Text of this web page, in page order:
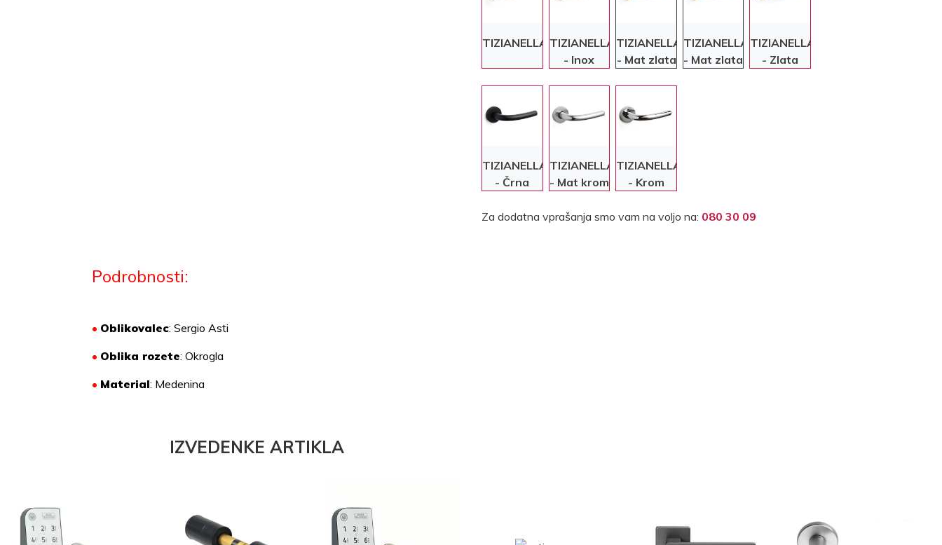
TIZIANELLA TIZIANELLA
- Inox
TIZIANELLA
- Mat zlata
TIZIANELLA
- Mat zlata
TIZIANELLA
- Zlata
TIZIANELLA
- Črna
TIZIANELLA
- Mat krom
TIZIANELLA
- Krom
Za dodatna vprašanja smo vam na voljo na: 080 30 09
Podrobnosti:
• Oblikovalec: Sergio Asti
• Oblika rozete: Okrogla
• Material: Medenina
IZVEDENKE ARTIKLA